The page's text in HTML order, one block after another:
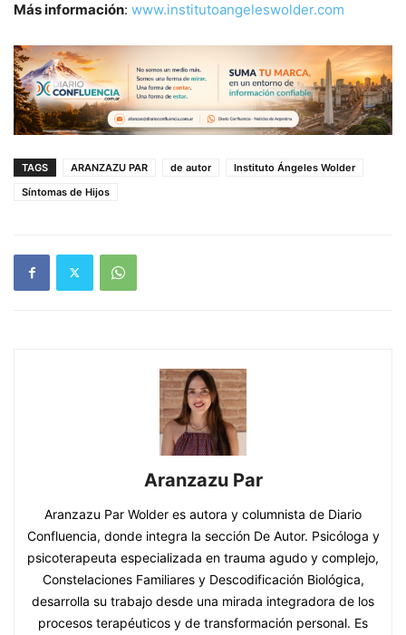
Más información: www.institutoangeleswolder.com
TAGS ARANZAZU PAR de autor
Instituto Ángeles Wolder
Síntomas de Hijos
Aranzazu Par
Aranzazu Par Wolder es autora y columnista de Diario
Confluencia, donde integra la sección De Autor. Psicóloga y
psicoterapeuta especializada en trauma agudo y complejo,
Constelaciones Familiares y Descodificación Biológica,
desarrolla su trabajo desde una mirada integradora de los
procesos terapéuticos y de transformación personal. Es